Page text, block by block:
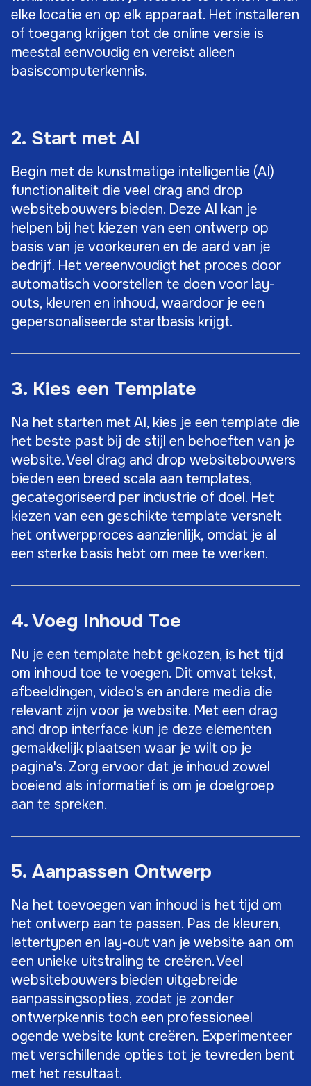
elke locatie en op elk apparaat. Het installeren
of toegang krijgen tot de online versie is
meestal eenvoudig en vereist alleen
basiscomputerkennis.
2. Start met AI
Begin met de kunstmatige intelligentie (AI)
functionaliteit die veel drag and drop
websitebouwers bieden. Deze AI kan je
helpen bij het kiezen van een ontwerp op
basis van je voorkeuren en de aard van je
bedrijf. Het vereenvoudigt het proces door
automatisch voorstellen te doen voor lay-
outs, kleuren en inhoud, waardoor je een
gepersonaliseerde startbasis krijgt.
3. Kies een Template
Na het starten met AI, kies je een template die
het beste past bij de stijl en behoeften van je
website. Veel drag and drop websitebouwers
bieden een breed scala aan templates,
gecategoriseerd per industrie of doel. Het
kiezen van een geschikte template versnelt
het ontwerpproces aanzienlijk, omdat je al
een sterke basis hebt om mee te werken.
4. Voeg Inhoud Toe
Nu je een template hebt gekozen, is het tijd
om inhoud toe te voegen. Dit omvat tekst,
afbeeldingen, video's en andere media die
relevant zijn voor je website. Met een drag
and drop interface kun je deze elementen
gemakkelijk plaatsen waar je wilt op je
pagina's. Zorg ervoor dat je inhoud zowel
boeiend als informatief is om je doelgroep
aan te spreken.
5. Aanpassen Ontwerp
Na het toevoegen van inhoud is het tijd om
het ontwerp aan te passen. Pas de kleuren,
lettertypen en lay-out van je website aan om
een unieke uitstraling te creëren. Veel
websitebouwers bieden uitgebreide
aanpassingsopties, zodat je zonder
ontwerpkennis toch een professioneel
ogende website kunt creëren. Experimenteer
met verschillende opties tot je tevreden bent
met het resultaat.